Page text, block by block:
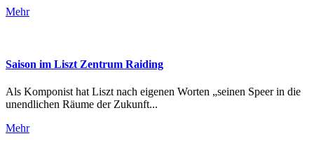
Mehr
Saison im Liszt Zentrum Raiding
Als Komponist hat Liszt nach eigenen Worten „seinen Speer in die
unendlichen Räume der Zukunft...
Mehr